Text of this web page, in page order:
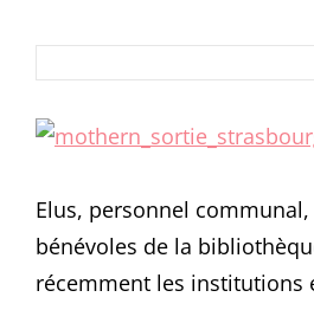
Elus, personnel
bénévoles de la
récemment les institutions